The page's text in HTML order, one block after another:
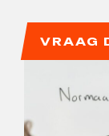
VRAAG